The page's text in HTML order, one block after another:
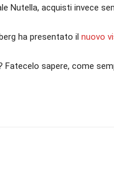
Nutella, acquisti invece
ha presentato il nuovo
Fatecelo sapere, come